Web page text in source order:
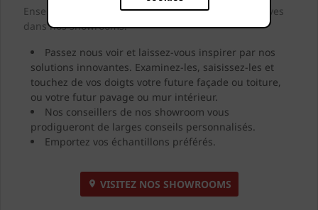
Ensemble, nous concrétiserons littéralement vos rêves
dans nos showrooms.
Passez nous voir et laissez-vous inspirer par nos
solutions innovantes. Examinez-les, saisissez-les et
touchez de vos doigts votre future façade ou toiture,
ou votre futur pavage ou mur intérieur.
Nos conseillers de nos showroom vous
prodigueront de larges conseils personnalisés.
Emportez vos échantillons préférés.
VISITEZ NOS SHOWROOMS